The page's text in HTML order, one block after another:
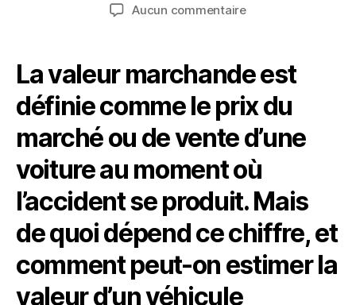
l’article
Aucun commentairesur
valeur
véhicule
?
La valeur marchande est
définie comme le prix du
marché ou de vente d’une
voiture au moment où
l’accident se produit. Mais
de quoi dépend ce chiffre, et
comment peut-on estimer la
valeur d’un véhicule